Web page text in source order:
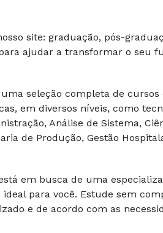
site: graduação, pós-
ajudar a transformar o seu
seleção completa de cursos
em diversos níveis, como
Análise de Sistema,
de Produção, Gestão
em busca de uma
ideal para você. Estude sem
e de acordo com as